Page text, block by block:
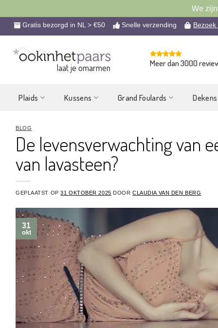
We
naar
inhoud
Gratis bezorgd in NL > €50 Snelle verzending Bezoek
laat je omarmen Meer dan 3000
Plaids Kussens Grand Foulards
BLOG
De levensverwachting van
van lavasteen?
GEPLAATST OP31 OKTOBER 2025 DOORCLAUDIA VAN DEN BERG
31
okt